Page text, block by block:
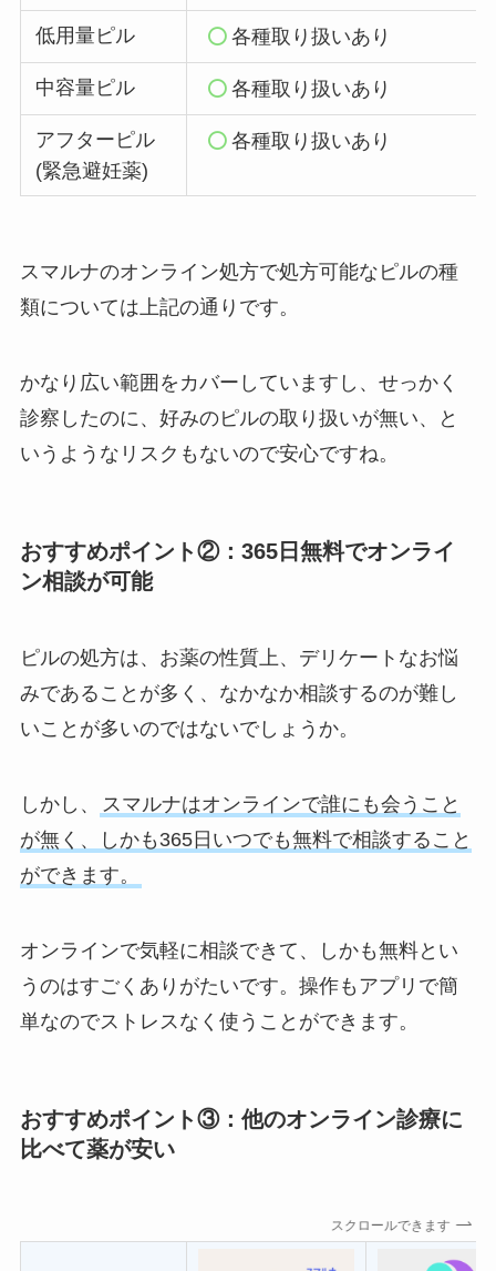
低用量ピル 各種取り扱いあり
中容量ピル 各種取り扱いあり
アフターピル
(緊急避妊薬)
各種取り扱いあり
スマルナのオンライン処方で処方可能なピルの種
類については上記の通りです。
かなり広い範囲をカバーしていますし、せっかく
診察したのに、好みのピルの取り扱いが無い、と
いうようなリスクもないので安心ですね。
おすすめポイント②：365日無料でオンライ
ン相談が可能
ピルの処方は、お薬の性質上、デリケートなお悩
みであることが多く、なかなか相談するのが難し
いことが多いのではないでしょうか。
しかし、
スマルナはオンラインで誰にも会うこと
が無く、しかも365日いつでも無料で相談すること
ができます。
オンラインで気軽に相談できて、しかも無料とい
うのはすごくありがたいです。操作もアプリで簡
単なのでストレスなく使うことができます。
おすすめポイント③：他のオンライン診療に
比べて薬が安い
スクロールできます